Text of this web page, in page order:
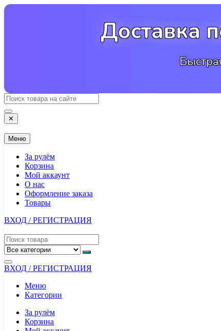
Перейти
Доставка
✕
Меню
За рулём
Корзина
Мой аккаунт
О нас
Оформление заказа
Товары
ВХОД / РЕГИСТРАЦИЯ
ВХОД / РЕГИСТРАЦИЯ
Меню
Категории
За рулём
Корзина